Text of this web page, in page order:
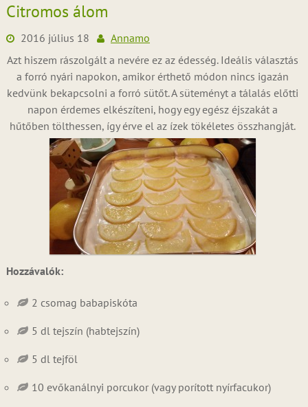
Citromos álom
2016 július 18
Annamo
Azt hiszem rászolgált a nevére ez az édesség. Ideális választás
a forró nyári napokon, amikor érthető módon nincs igazán
kedvünk bekapcsolni a forró sütőt. A süteményt a tálalás előtti
napon érdemes elkészíteni, hogy egy egész éjszakát a
hűtőben tölthessen, így érve el az ízek tökéletes összhangját.
Hozzávalók:
2 csomag babapiskóta
5 dl tejszín (habtejszín)
5 dl tejföl
10 evőkanálnyi porcukor (vagy porított nyírfacukor)